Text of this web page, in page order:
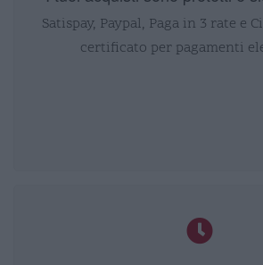
Satispay, Paypal, Paga in 3 rate e
certificato per pagamenti